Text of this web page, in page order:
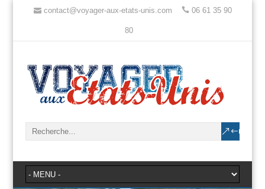
contact@voyager-aux-etats-unis.com 06 61 35 90
80